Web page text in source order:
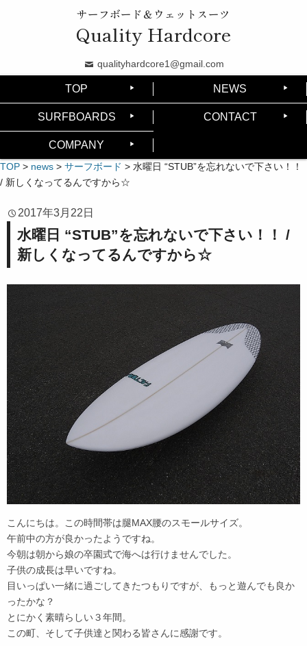
サーフボード＆ウェットスーツ
Quality Hardcore
qualityhardcore1@gmail.com
TOP NEWS
SURFBOARDS CONTACT
COMPANY
TOP > news > サーフボード > 水曜日 “STUB”を忘れないで下さい！！
/ 新しくなってるんですから☆
2017年3月22日
水曜日 “STUB”を忘れないで下さい！！ /
新しくなってるんですから☆
こんにちは。この時間帯は腿MAX腰のスモールサイズ。
午前中の方が良かったようですね。
今朝は朝から娘の卒園式で海へは行けませんでした。
子供の成長は早いですね。
目いっぱい一緒に過ごしてきたつもりですが、もっと遊んでも良か
ったかな？
とにかく素晴らしい３年間。
この町、そして子供達と関わる皆さんに感謝です。